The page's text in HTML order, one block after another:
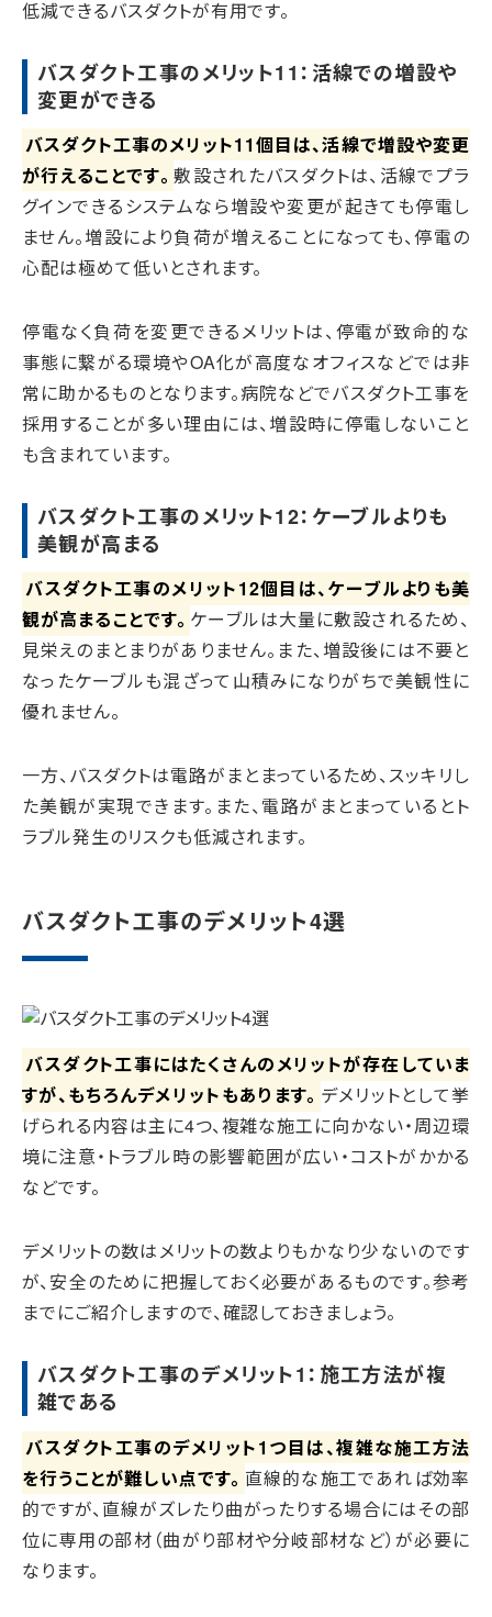
低減できるバスダクトが有用です。
バスダクト工事のメリット11：活線での増設や
変更ができる
バスダクト工事のメリット11個目は、活線で増設や変更
が行えることです。 敷設されたバスダクトは、活線でプラ
グインできるシステムなら増設や変更が起きても停電し
ません。増設により負荷が増えることになっても、停電の
心配は極めて低いとされます。
停電なく負荷を変更できるメリットは、停電が致命的な
事態に繋がる環境やOA化が高度なオフィスなどでは非
常に助かるものとなります。病院などでバスダクト工事を
採用することが多い理由には、増設時に停電しないこと
も含まれています。
バスダクト工事のメリット12：ケーブルよりも
美観が高まる
バスダクト工事のメリット12個目は、ケーブルよりも美
観が高まることです。 ケーブルは大量に敷設されるため、
見栄えのまとまりがありません。また、増設後には不要と
なったケーブルも混ざって山積みになりがちで美観性に
優れません。
一方、バスダクトは電路がまとまっているため、スッキリし
た美観が実現できます。また、電路がまとまっているとト
ラブル発生のリスクも低減されます。
バスダクト工事のデメリット4選
バスダクト工事にはたくさんのメリットが存在していま
すが、もちろんデメリットもあります。 デメリットとして挙
げられる内容は主に4つ、複雑な施工に向かない・周辺環
境に注意・トラブル時の影響範囲が広い・コストがかかる
などです。
デメリットの数はメリットの数よりもかなり少ないのです
が、安全のために把握しておく必要があるものです。参考
までにご紹介しますので、確認しておきましょう。
バスダクト工事のデメリット1：施工方法が複
雑である
バスダクト工事のデメリット1つ目は、複雑な施工方法
を行うことが難しい点です。 直線的な施工であれば効率
的ですが、直線がズレたり曲がったりする場合にはその部
位に専用の部材（曲がり部材や分岐部材など）が必要に
なります。